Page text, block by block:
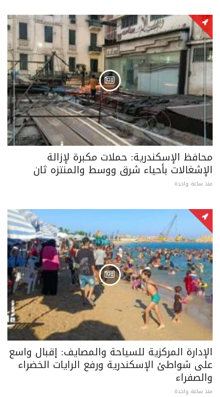
محافظ الإسكندرية: حملات مكبرة لإزالة
الإشغالات بأحياء شرق ووسط والمنتزه ثان
منذ ساعة واحدة
الإدارة المركزية للسياحة والمصايف: إقبال واسع
على شواطئ الإسكندرية ورفع الرايات الخضراء
والصفراء
منذ ساعة واحدة